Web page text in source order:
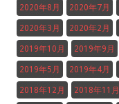
2020年8月 2020年7月
2020年3月 2020年2月
2019年10月 2019年9月
2019年5月 2019年4月
2018年12月 2018年11月